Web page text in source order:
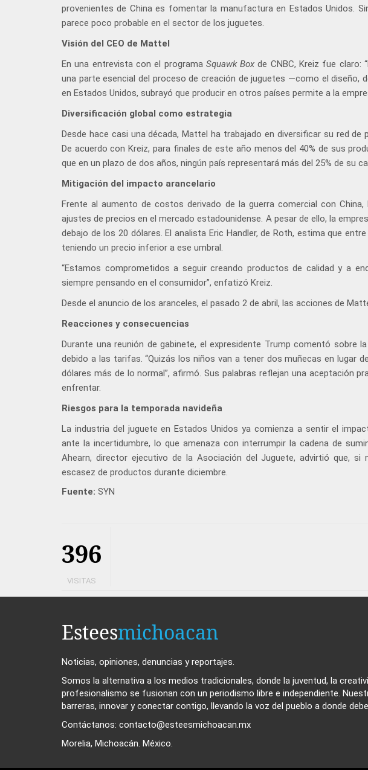
provenientes de China es fomentar la manufactura en Estados Unidos.
parece poco probable en el sector de los juguetes.
Visión del CEO de Mattel
En una entrevista con el programa Squawk Box de CNBC, Kreiz fue claro:
una parte esencial del proceso de creación de juguetes —como el diseño,
en Estados Unidos, subrayó que producir en otros países permite a la
Diversificación global como estrategia
Desde hace casi una década, Mattel ha trabajado en diversificar su red de
De acuerdo con Kreiz, para finales de este año menos del 40% de sus
que en un plazo de dos años, ningún país representará más del 25% de su
Mitigación del impacto arancelario
Frente al aumento de costos derivado de la guerra comercial con
ajustes de precios en el mercado estadounidense. A pesar de ello, la
debajo de los 20 dólares. El analista Eric Handler, de Roth, estima que
teniendo un precio inferior a ese umbral.
“Estamos comprometidos a seguir creando productos de calidad y a
siempre pensando en el consumidor”, enfatizó Kreiz.
Desde el anuncio de los aranceles, el pasado 2 de abril, las acciones de
Reacciones y consecuencias
Durante una reunión de gabinete, el expresidente Trump comentó sobre
debido a las tarifas. “Quizás los niños van a tener dos muñecas en lugar
dólares más de lo normal”, afirmó. Sus palabras reflejan una aceptación
enfrentar.
Riesgos para la temporada navideña
La industria del juguete en Estados Unidos ya comienza a sentir el
ante la incertidumbre, lo que amenaza con interrumpir la cadena de
Ahearn, director ejecutivo de la Asociación del Juguete, advirtió que,
escasez de productos durante diciembre.
Fuente: SYN
396
VISITAS
Esteesmichoacan
Noticias, opiniones, denuncias y reportajes.
Somos la alternativa a los medios tradicionales, donde la juventud, la
profesionalismo se fusionan con un periodismo libre e independiente.
barreras, innovar y conectar contigo, llevando la voz del pueblo a donde
Contáctanos: contacto@esteesmichoacan.mx
Morelia, Michoacán. México.